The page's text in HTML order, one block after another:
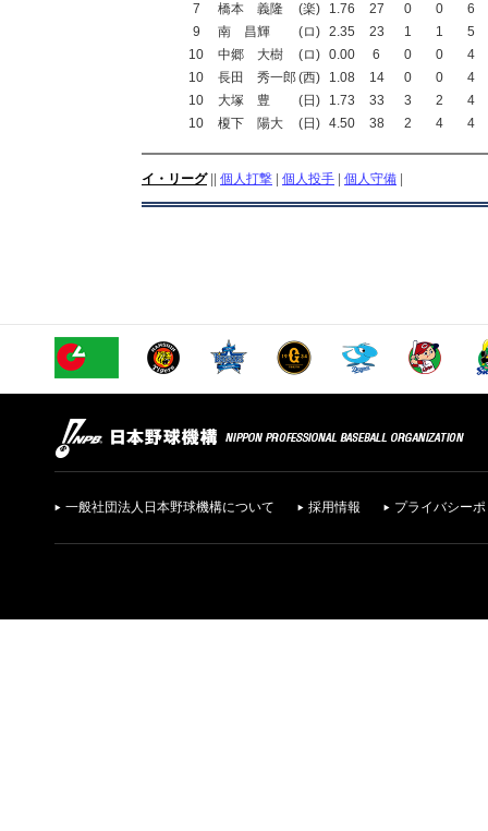
7
橋本 義隆 (楽) 1.76 27 0 0
6
9
南 昌輝 (ロ) 2.35 23 1 1
5
10
中郷 大樹 (ロ) 0.00 6 0 0
4
10
長田 秀一郎(西) 1.08 14 0 0
4
10
大塚 豊 (日) 1.73 33 3 2
4
10
榎下 陽大 (日) 4.50 38 2 4 4
イ・リーグ|| 個人打撃 個人投手 個人守備
一般社団法人日本野球機構について 採用情報 プライバシー